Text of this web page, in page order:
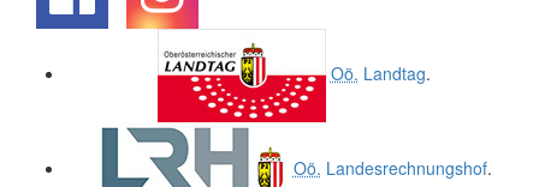
Oö. Landtag.
Oö. Landesrechnungshof.